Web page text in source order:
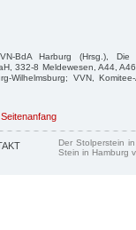
BdA Harburg (Hrsg.),
332-8 Meldewesen, A44,
Wilhelmsburg; VVN,
Seitenanfang
Der Stolperstein
Stein in Hamburg